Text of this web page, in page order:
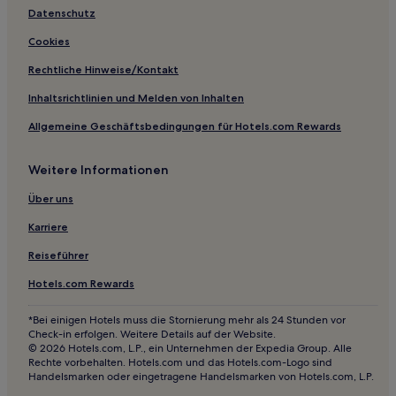
Taoyuan Hotels
Linli Hotels
Hotels nahe Xunqi-Pavillon
Hotels nahe Wuxi See
Miluo Hotels
Hotels nahe Huangluo-Bucht
Yiyang Hotels
Hotels nahe Wuliu See
Kreis Xiangyin Hotels
Hotels nahe Longwang-Höhle
Hotels nahe Guanzhou Gipfel
Hotels nahe Shejia See Stätte
Kreis Nan Hotels
Datenschutz
Cookies
Rechtliche Hinweise/Kontakt
Inhaltsrichtlinien und Melden von Inhalten
Allgemeine Geschäftsbedingungen für Hotels.com Rewards
Weitere Informationen
Über uns
Karriere
Reiseführer
Hotels.com Rewards
*Bei einigen Hotels muss die Stornierung mehr als 24 Stunden vor
Check-in erfolgen. Weitere Details auf der Website.
© 2026 Hotels.com, L.P., ein Unternehmen der Expedia Group. Alle
Rechte vorbehalten. Hotels.com und das Hotels.com-Logo sind
Handelsmarken oder eingetragene Handelsmarken von Hotels.com, L.P.